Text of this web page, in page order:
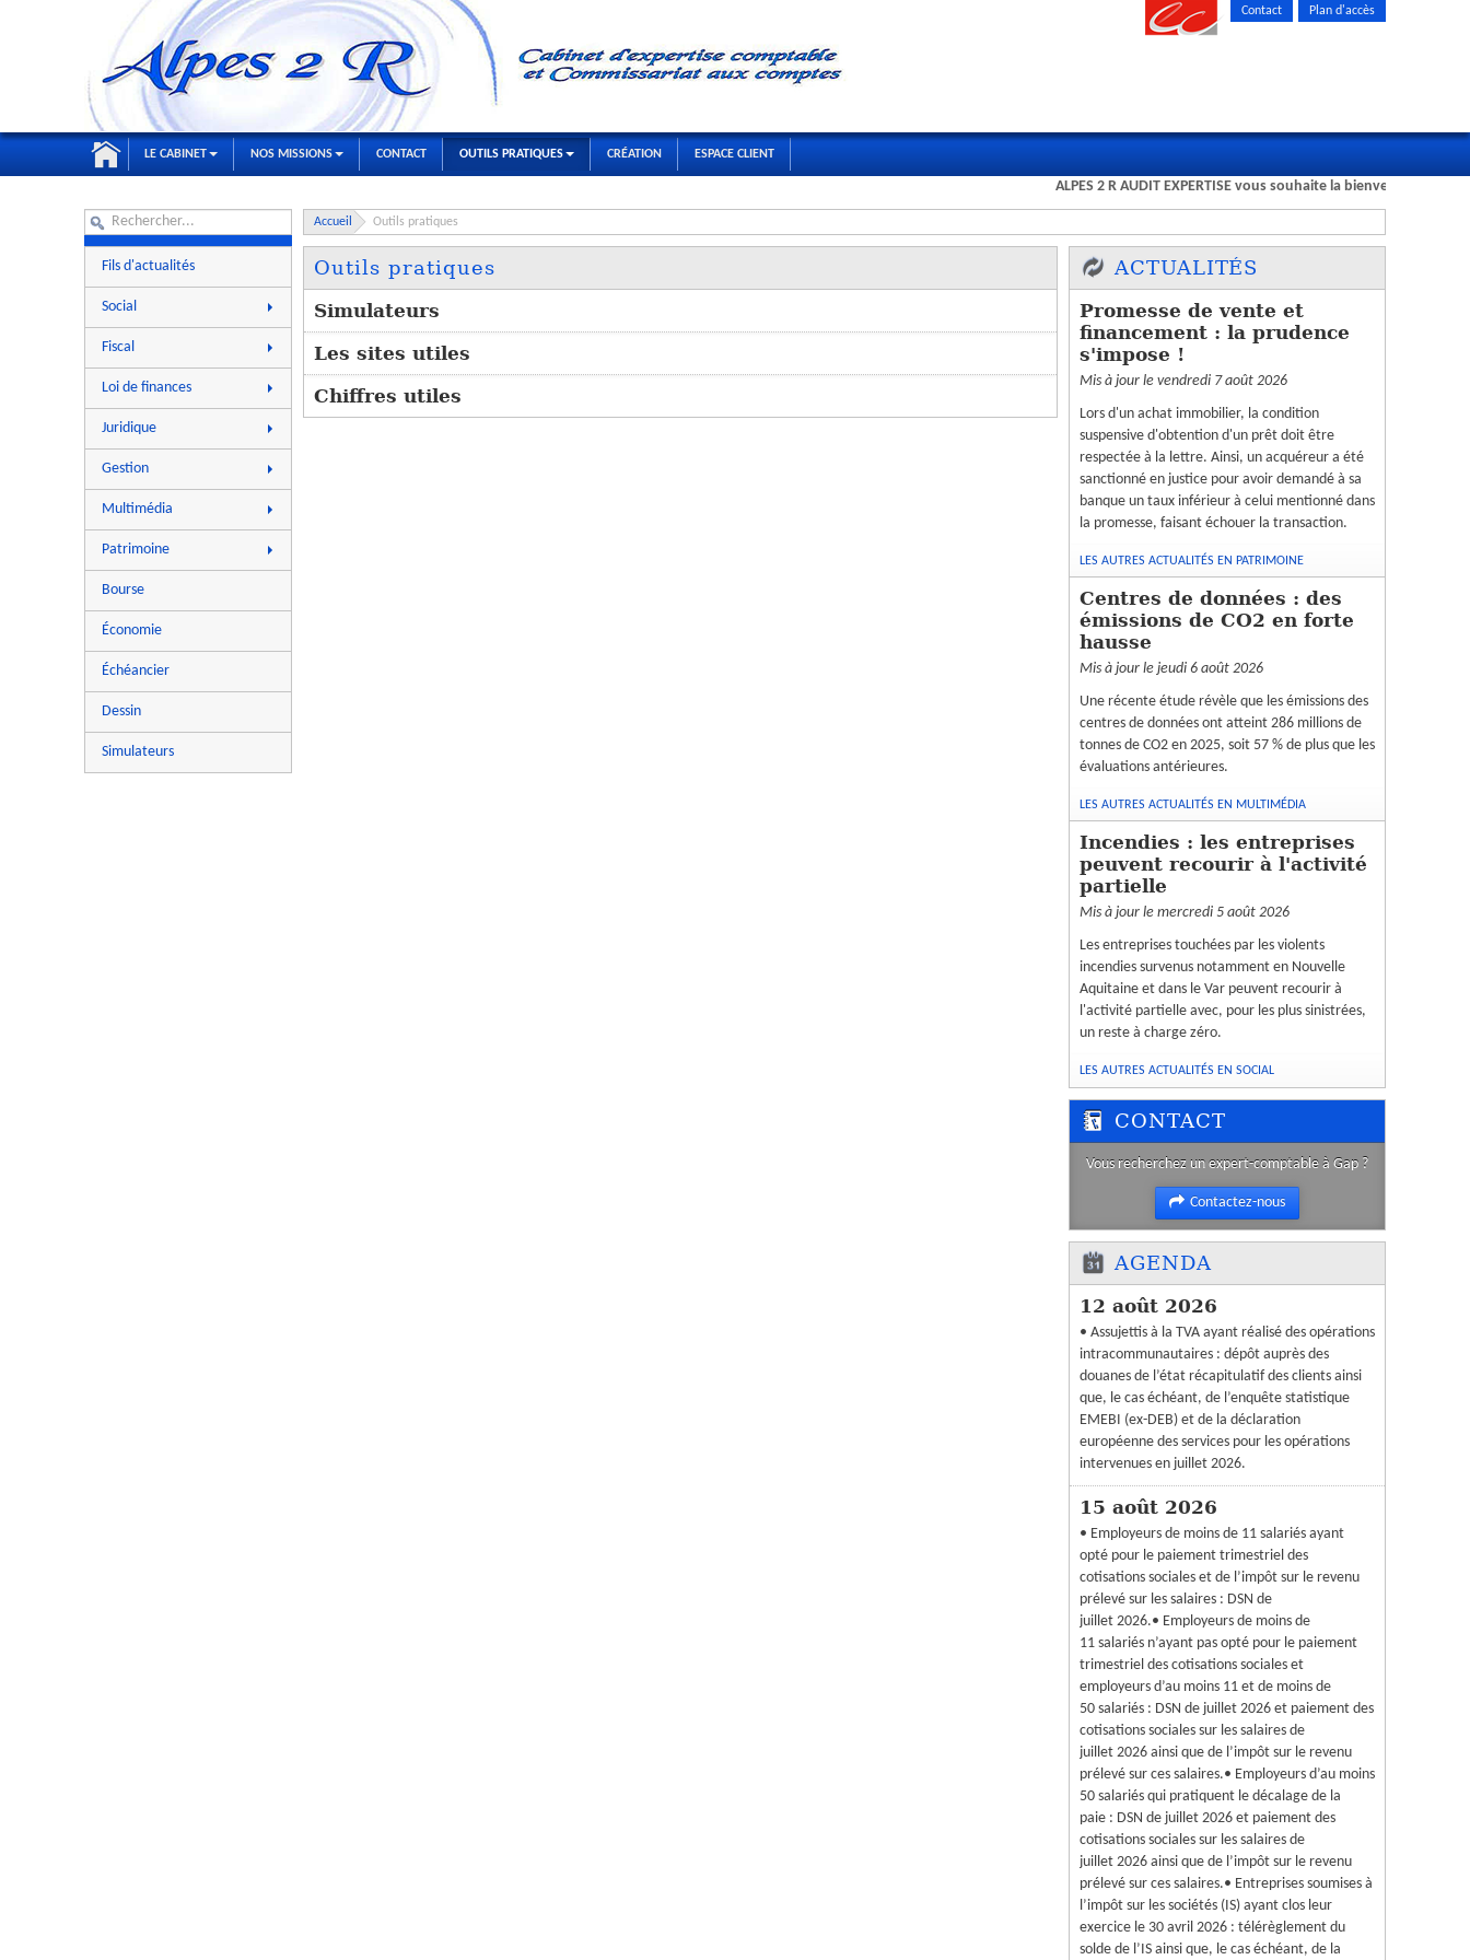
Contact Plan d'accès
LE CABINET NOS MISSIONS CONTACT OUTILS PRATIQUES CRÉATION ESPACE CLIENT
ALPES 2 R AUDIT EXPERTISE vous souhaite la bienvenue sur son
Accueil Outils pratiques
Fils d'actualités
Social
Actualités
Aides à l'embauche
Dossiers
Fiscal
Actualités
Chiffres utiles
Dossiers
Questions-réponses
Loi de finances
Fiscalité personnelle
Fiscalité professionnelle
Juridique
Actualités
Chiffres utiles
Questions-réponses
Gestion
Dossiers
Questions-réponses
Multimédia
Actualités
Dossiers
Patrimoine
Actualités
Dossiers
Bourse
Économie
Échéancier
Dessin
Simulateurs
Outils pratiques
Simulateurs
Les sites utiles
Chiffres utiles
ACTUALITÉS
Promesse de vente et
financement : la prudence
s'impose !
Mis à jour le vendredi 7 août 2026
Lors d'un achat immobilier, la condition
suspensive d'obtention d'un prêt doit être
respectée à la lettre. Ainsi, un acquéreur a été
sanctionné en justice pour avoir demandé à sa
banque un taux inférieur à celui mentionné dans
la promesse, faisant échouer la transaction.
LES AUTRES ACTUALITÉS EN PATRIMOINE
Centres de données : des
émissions de CO2 en forte
hausse
Mis à jour le jeudi 6 août 2026
Une récente étude révèle que les émissions des
centres de données ont atteint 286 millions de
tonnes de CO2 en 2025, soit 57 % de plus que les
évaluations antérieures.
LES AUTRES ACTUALITÉS EN MULTIMÉDIA
Incendies : les entreprises
peuvent recourir à l'activité
partielle
Mis à jour le mercredi 5 août 2026
Les entreprises touchées par les violents
incendies survenus notamment en Nouvelle
Aquitaine et dans le Var peuvent recourir à
l'activité partielle avec, pour les plus sinistrées,
un reste à charge zéro.
LES AUTRES ACTUALITÉS EN SOCIAL
CONTACT
Vous recherchez un expert-comptable à Gap ?
Contactez-nous
AGENDA
12 août 2026
• Assujettis à la TVA ayant réalisé des opérations
intracommunautaires : dépôt auprès des
douanes de l’état récapitulatif des clients ainsi
que, le cas échéant, de l’enquête statistique
EMEBI (ex-DEB) et de la déclaration
européenne des services pour les opérations
intervenues en juillet 2026.
15 août 2026
• Employeurs de moins de 11 salariés ayant
opté pour le paiement trimestriel des
cotisations sociales et de l’impôt sur le revenu
prélevé sur les salaires : DSN de
juillet 2026.• Employeurs de moins de
11 salariés n’ayant pas opté pour le paiement
trimestriel des cotisations sociales et
employeurs d’au moins 11 et de moins de
50 salariés : DSN de juillet 2026 et paiement des
cotisations sociales sur les salaires de
juillet 2026 ainsi que de l’impôt sur le revenu
prélevé sur ces salaires.• Employeurs d’au moins
50 salariés qui pratiquent le décalage de la
paie : DSN de juillet 2026 et paiement des
cotisations sociales sur les salaires de
juillet 2026 ainsi que de l’impôt sur le revenu
prélevé sur ces salaires.• Entreprises soumises à
l’impôt sur les sociétés (IS) ayant clos leur
exercice le 30 avril 2026 : télérèglement du
solde de l’IS ainsi que, le cas échéant, de la